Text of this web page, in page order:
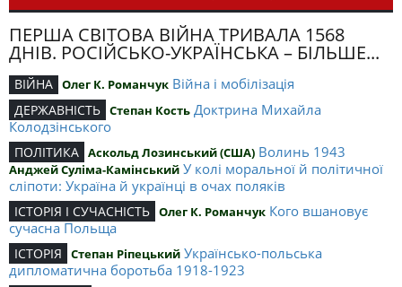
ПЕРША СВІТОВА ВІЙНА ТРИВАЛА 1568
ДНІВ. РОСІЙСЬКО-УКРАЇНСЬКА – БІЛЬШЕ...
ВІЙНА Олег К. Романчук Війна і мобілізація
ДЕРЖАВНІСТЬ Степан Кость Доктрина Михайла
Колодзінського
ПОЛІТИКА Аскольд Лозинський (США) Волинь 1943
Анджей Суліма-Камінський У колі моральної й політичної
сліпоти: Україна й українці в очах поляків
ІСТОРІЯ І СУЧАСНІСТЬ Олег К. Романчук Кого вшановує
сучасна Польща
ІСТОРІЯ Степан Ріпецький Українсько-польська
дипломатична боротьба 1918-1923